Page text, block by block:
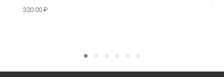
320.00 ₽